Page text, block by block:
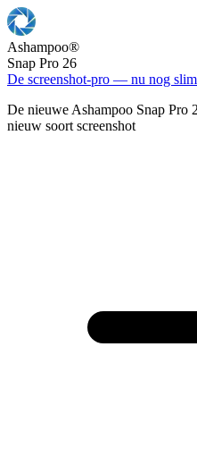
Ashampoo®
Snap Pro 26
De screenshot-pro — nu nog
De nieuwe Ashampoo Snap
nieuw soort screenshot